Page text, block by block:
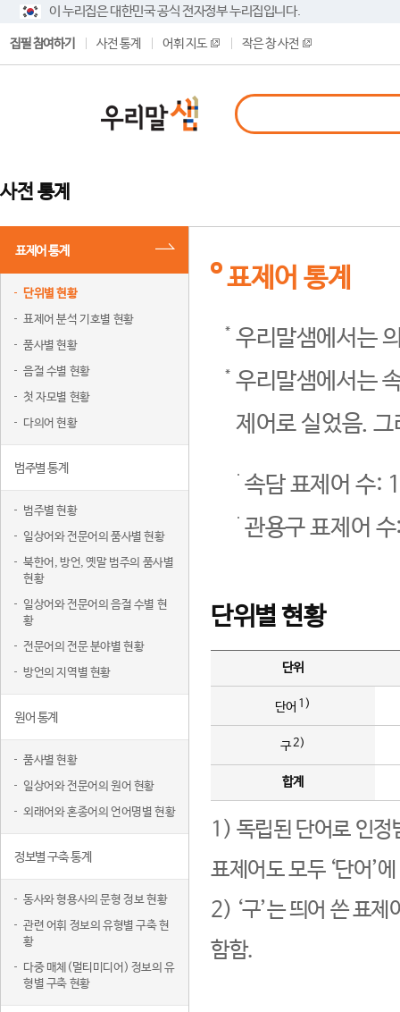
이 누리집은 대한민국 공식 전자정부 누리집입니다.
집필 참여하기 사전 통계 어휘 지도 작은 창 사전
사전 통계
표제어 통계
단위별 현황
표제어 분석 기호별 현황
품사별 현황
음절 수별 현황
첫 자모별 현황
다의어 현황
범주별 통계
범주별 현황
일상어와 전문어의 품사별 현황
북한어, 방언, 옛말 범주의 품사별
현황
일상어와 전문어의 음절 수별 현
황
전문어의 전문 분야별 현황
방언의 지역별 현황
원어 통계
품사별 현황
일상어와 전문어의 원어 현황
외래어와 혼종어의 언어명별 현황
정보별 구축 통계
동사와 형용사의 문형 정보 현황
관련 어휘 정보의 유형별 구축 현
황
다중 매체(멀티미디어) 정보의 유
형별 구축 현황
표제어 통계
우리말샘에서는
우리말샘에서는
제어로 실었음.
속담 표제어 수:
관용구 표제어
단위별 현황
단위
단어 1)
구2)
합계
1) 독립된 단어로 인정
표제어도 모두 ‘단어’
2) ‘구’는 띄어 쓴 표
함함.